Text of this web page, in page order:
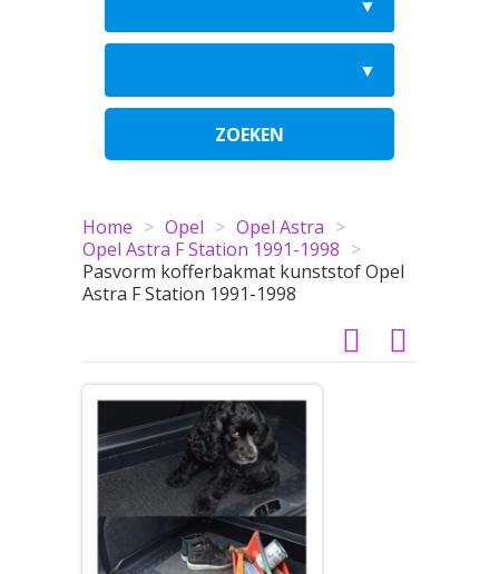
ZOEKEN
Home > Opel > Opel Astra >
Opel Astra F Station 1991-1998 >
Pasvorm kofferbakmat kunststof Opel
Astra F Station 1991-1998